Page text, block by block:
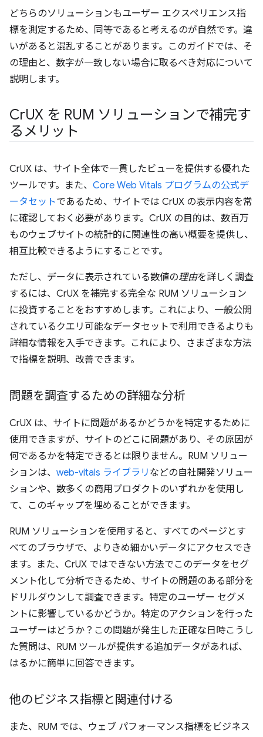
どちらのソリューションもユーザー エクスペリエンス指
標を測定するため、同等であると考えるのが自然です。違
いがあると混乱することがあります。このガイドでは、そ
の理由と、数字が一致しない場合に取るべき対応について
説明します。
CrUX を RUM ソリューションで補完す
るメリット
CrUX は、サイト全体で一貫したビューを提供する優れた
ツールです。また、 Core Web Vitals プログラムの公式デ
ータセットであるため、サイトでは CrUX の表示内容を常
に確認しておく必要があります。CrUX の目的は、数百万
ものウェブサイトの統計的に関連性の高い概要を提供し、
相互比較できるようにすることです。
ただし、データに表示されている数値の理由を詳しく調査
するには、CrUX を補完する完全な RUM ソリューション
に投資することをおすすめします。これにより、一般公開
されているクエリ可能なデータセットで利用できるよりも
詳細な情報を入手できます。これにより、さまざまな方法
で指標を説明、改善できます。
問題を調査するための詳細な分析
CrUX は、サイトに問題があるかどうかを特定するために
使用できますが、サイトのどこに問題があり、その原因が
何であるかを特定できるとは限りません。RUM ソリュー
ションは、 web-vitals ライブラリ などの自社開発ソリュー
ションや、数多くの商用プロダクトのいずれかを使用し
て、このギャップを埋めることができます。
RUM ソリューションを使用すると、すべてのページとす
べてのブラウザで、よりきめ細かいデータにアクセスでき
ます。また、CrUX ではできない方法でこのデータをセグ
メント化して分析できるため、サイトの問題のある部分を
ドリルダウンして調査できます。特定のユーザー セグメ
ントに影響しているかどうか。特定のアクションを行った
ユーザーはどうか？この問題が発生した正確な日時こうし
た質問は、RUM ツールが提供する追加データがあれば、
はるかに簡単に回答できます。
他のビジネス指標と関連付ける
また、RUM では、ウェブ パフォーマンス指標をビジネス